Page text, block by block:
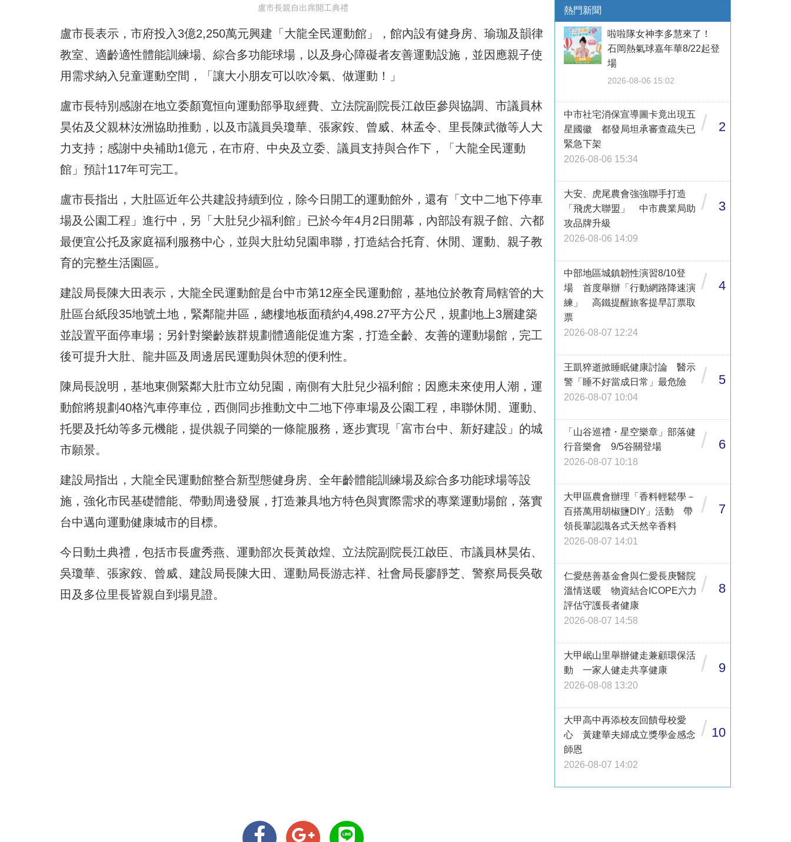
盧市長親自出席開工典禮
盧市長表示，市府投入3億2,250萬元興建「大龍全民運動館」，館內設有健身房、瑜珈及韻律
教室、適齡適性體能訓練場、綜合多功能球場，以及身心障礙者友善運動設施，並因應親子使
用需求納入兒童運動空間，「讓大小朋友可以吹冷氣、做運動！」
盧市長特別感謝在地立委顏寬恒向運動部爭取經費、立法院副院長江啟臣參與協調、市議員林
昊佑及父親林汝洲協助推動，以及市議員吳瓊華、張家銨、曾威、林孟令、里長陳武徹等人大
力支持；感謝中央補助1億元，在市府、中央及立委、議員支持與合作下，「大龍全民運動
館」預計117年可完工。
盧市長指出，大肚區近年公共建設持續到位，除今日開工的運動館外，還有「文中二地下停車
場及公園工程」進行中，另「大肚兒少福利館」已於今年4月2日開幕，內部設有親子館、六都
最便宜公托及家庭福利服務中心，並與大肚幼兒園串聯，打造結合托育、休閒、運動、親子教
育的完整生活園區。
建設局長陳大田表示，大龍全民運動館是台中市第12座全民運動館，基地位於教育局轄管的大
肚區台紙段35地號土地，緊鄰龍井區，總樓地板面積約4,498.27平方公尺，規劃地上3層建築
並設置平面停車場；另針對樂齡族群規劃體適能促進方案，打造全齡、友善的運動場館，完工
後可提升大肚、龍井區及周邊居民運動與休憩的便利性。
陳局長說明，基地東側緊鄰大肚市立幼兒園，南側有大肚兒少福利館；因應未來使用人潮，運
動館將規劃40格汽車停車位，西側同步推動文中二地下停車場及公園工程，串聯休閒、運動、
托嬰及托幼等多元機能，提供親子同樂的一條龍服務，逐步實現「富市台中、新好建設」的城
市願景。
建設局指出，大龍全民運動館整合新型態健身房、全年齡體能訓練場及綜合多功能球場等設
施，強化市民基礎體能、帶動周邊發展，打造兼具地方特色與實際需求的專業運動場館，落實
台中邁向運動健康城市的目標。
今日動土典禮，包括市長盧秀燕、運動部次長黃啟煌、立法院副院長江啟臣、市議員林昊佑、
吳瓊華、張家銨、曾威、建設局長陳大田、運動局長游志祥、社會局長廖靜芝、警察局長吳敬
田及多位里長皆親自到場見證。
熱門新聞
啦啦隊女神李多慧來了！
石岡熱氣球嘉年華8/22起登
場
2026-08-06 15:02
中市社宅消保宣導圖卡竟出現五
星國徽 都發局坦承審查疏失已
緊急下架
2026-08-06 15:34
/ 2
大安、虎尾農會強強聯手打造
「飛虎大聯盟」 中市農業局助
攻品牌升級
2026-08-06 14:09
/ 3
中部地區城鎮韌性演習8/10登
場 首度舉辦「行動網路降速演
練」 高鐵提醒旅客提早訂票取
票
2026-08-07 12:24
/ 4
王凱猝逝掀睡眠健康討論 醫示
警「睡不好當成日常」最危險
2026-08-07 10:04
/ 5
「山谷巡禮・星空樂章」部落健
行音樂會 9/5谷關登場
2026-08-07 10:18
/ 6
大甲區農會辦理「香料輕鬆學－
百搭萬用胡椒鹽DIY」活動 帶
領長輩認識各式天然辛香料
2026-08-07 14:01
/ 7
仁愛慈善基金會與仁愛長庚醫院
溫情送暖 物資結合ICOPE六力
評估守護長者健康
2026-08-07 14:58
/ 8
大甲岷山里舉辦健走兼顧環保活
動 一家人健走共享健康
2026-08-08 13:20
/ 9
大甲高中再添校友回饋母校愛
心 黃建華夫婦成立獎學金感念
師恩
2026-08-07 14:02
/ 10